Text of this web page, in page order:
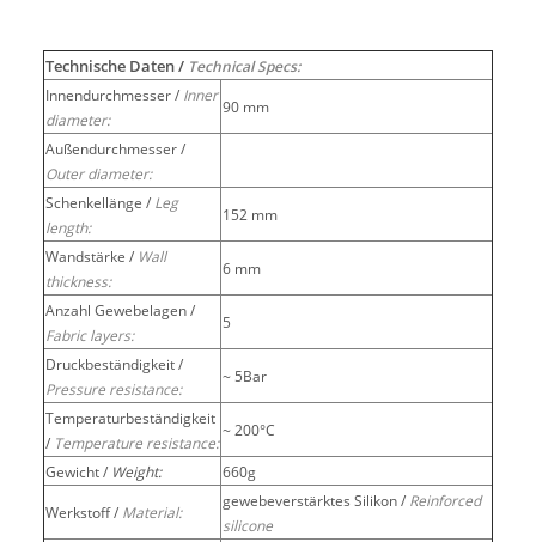
Technische Daten / Technical Specs:
Innendurchmesser / Inner
diameter:
90 mm
Außendurchmesser /
Outer diameter:
Schenkellänge / Leg
length:
152 mm
Wandstärke / Wall
thickness:
6 mm
Anzahl Gewebelagen /
Fabric layers:
5
Druckbeständigkeit /
Pressure resistance:
~ 5Bar
Temperaturbeständigkeit
/ Temperature resistance:
~ 200°C
Gewicht / Weight:
660g
Werkstoff / Material:
gewebeverstärktes Silikon / Reinforced
silicone